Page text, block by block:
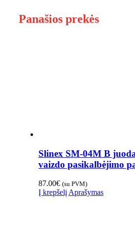
Panašios prekės
Slinex SM-04M B
vaizdo pasikalbėjimo
87.00€ (su PVM)
Į krepšelį Aprašymas